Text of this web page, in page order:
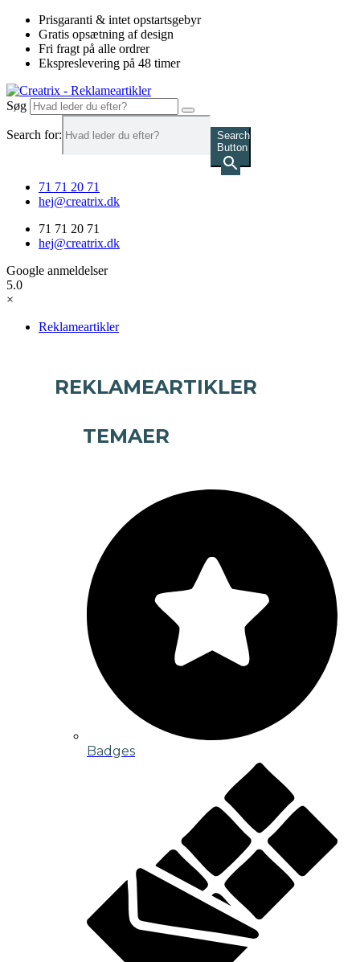
Videre
indhold
Prisgaranti & intet opstartsgebyr
Gratis opsætning af design
Fri fragt på alle ordrer
Ekspreslevering på 48 timer
Søg
Search for:
Search
Button
71 71 20 71
hej@creatrix.dk
71 71 20 71
hej@creatrix.dk
Google anmeldelser
5.0
×
Reklameartikler
REKLAMEARTIKLER
TEMAER
Badges